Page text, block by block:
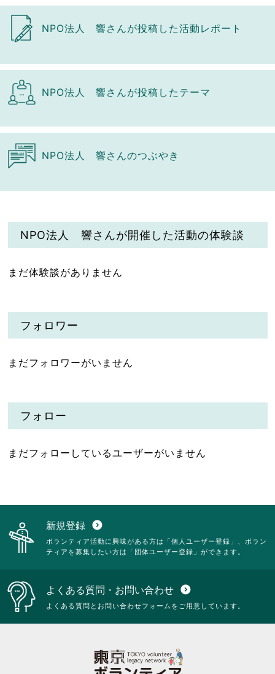
NPO法人 響さんが投稿した活動レポート
NPO法人 響さんが投稿したテーマ
NPO法人 響さんのつぶやき
NPO法人 響さんが開催した活動の体験談
まだ体験談がありません
フォロワー
まだフォロワーがいません
フォロー
まだフォローしているユーザーがいません
新規登録 expand_circle_down
ボランティア活動に興味がある方は「個人ユーザー登録」、ボラン
ティアを募集したい方は「団体ユーザー登録」ができます。
よくある質問・お問い合わせ expand_circle_down
よくある質問とお問い合わせフォームをご用意しています。